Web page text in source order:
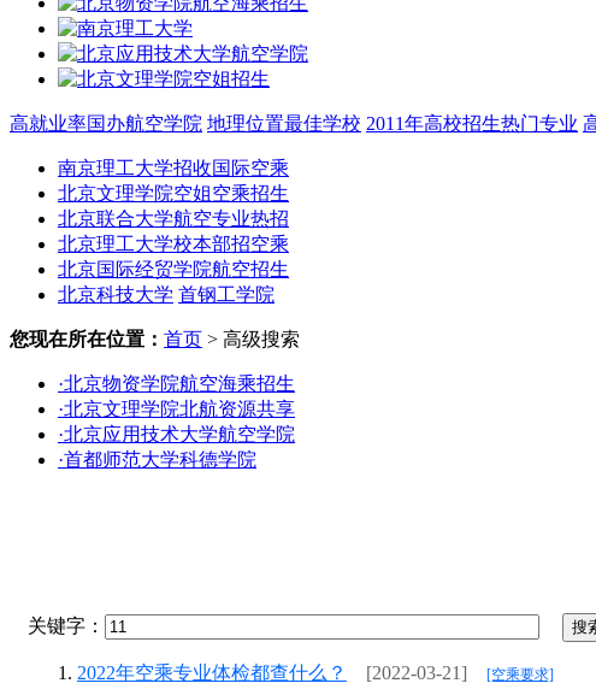
高就业率国办航空学院 地理位置最佳学校 2011年高校招生热门专业
南京理工大学招收国际空乘
北京文理学院空姐空乘招生
北京联合大学航空专业热招
北京理工大学校本部招空乘
北京国际经贸学院航空招生
北京科技大学 首钢工学院
您现在所在位置： 首页 > 高级搜索
·北京物资学院航空海乘招生
·北京文理学院北航资源共享
·北京应用技术大学航空学院
·首都师范大学科德学院
关键字：
1. 2022年空乘专业体检都查什么？ [2022-03-21] [空乘要求]